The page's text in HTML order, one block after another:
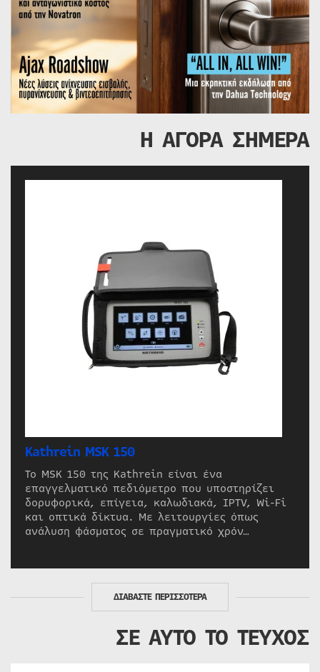
Η ΑΓΟΡΑ ΣΗΜΕΡΑ
Kathrein MSK 150
Το MSK 150 της Kathrein είναι ένα
επαγγελματικό πεδιόμετρο που υποστηρίζει
δορυφορικά, επίγεια, καλωδιακά, IPTV, Wi-Fi
και οπτικά δίκτυα. Με λειτουργίες όπως
ανάλυση φάσματος σε πραγματικό χρόν…
ΔΙΑΒΑΣΤΕ ΠΕΡΙΣΣΟΤΕΡΑ
ΣΕ ΑΥΤΟ ΤΟ ΤΕΥΧΟΣ